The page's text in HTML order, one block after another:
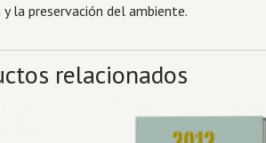
la preservación del ambiente.
relacionados